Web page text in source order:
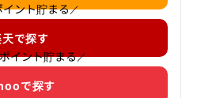
ント貯まる／
で探す
イント貯まる／
で探す